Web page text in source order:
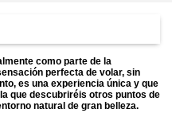
como parte de la
perfecta de volar, sin
es una experiencia única y que
que descubriréis otros puntos de
natural de gran belleza.